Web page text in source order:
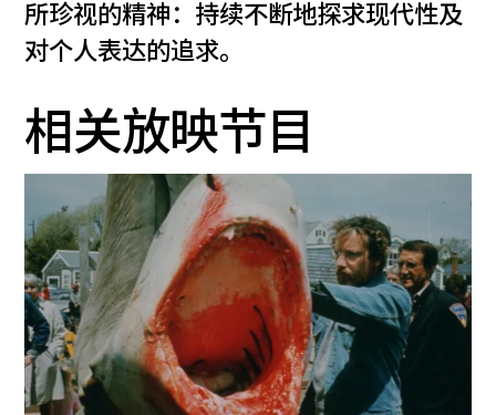
所珍视的精神：持续不断地探求现代性及
对个人表达的追求。
相关放映节目